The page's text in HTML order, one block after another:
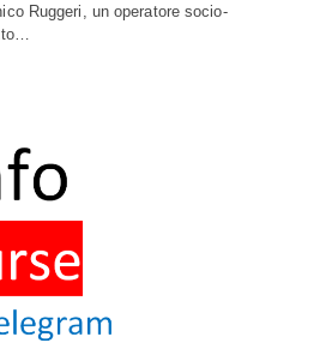
Ruggeri, un operatore socio-